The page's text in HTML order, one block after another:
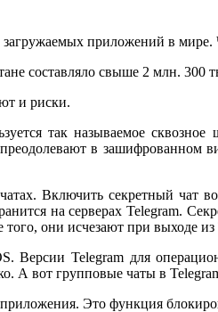
приложений в
составляло свыше 2 млн. 300
и риски.
так называемое
в
Включить секретный чат
на серверах Telegram.
того, они исчезают при выходе
Версии Telegram для
А вот групповые чаты в
Это функция